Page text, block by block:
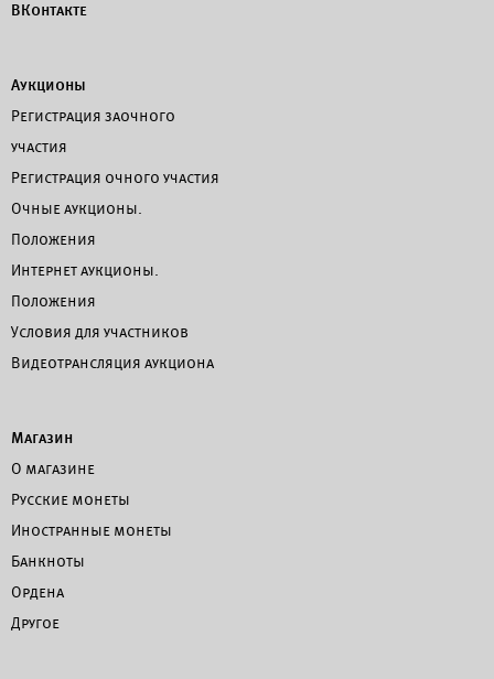
ВКонтакте
Аукционы
Регистрация заочного
участия
Регистрация очного участия
Очные аукционы.
Положения
Интернет аукционы.
Положения
Условия для участников
Видеотрансляция аукциона
Магазин
О магазине
Русские монеты
Иностранные монеты
Банкноты
Ордена
Другое